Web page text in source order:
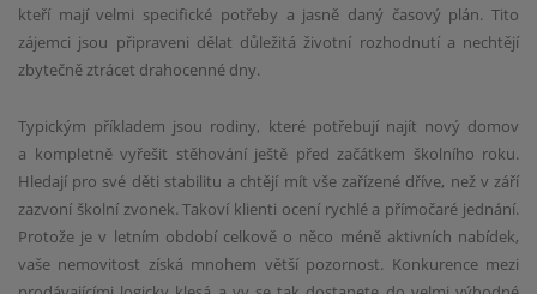
kteří mají velmi specifické potřeby a jasně daný časový plán. Tito
zájemci jsou připraveni dělat důležitá životní rozhodnutí a nechtějí
zbytečně ztrácet drahocenné dny.
Typickým příkladem jsou rodiny, které potřebují najít nový domov
a kompletně vyřešit stěhování ještě před začátkem školního roku.
Hledají pro své děti stabilitu a chtějí mít vše zařízené dříve, než v září
zazvoní školní zvonek. Takoví klienti ocení rychlé a přímočaré jednání.
Protože je v letním období celkově o něco méně aktivních nabídek,
vaše nemovitost získá mnohem větší pozornost. Konkurence mezi